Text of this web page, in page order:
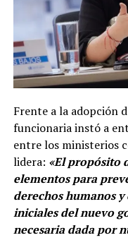
Frente a la adopción
funcionaria instó a
entre los ministerios
lidera: «El propósito
elementos para
derechos humanos
iniciales del nuevo
necesaria dada por